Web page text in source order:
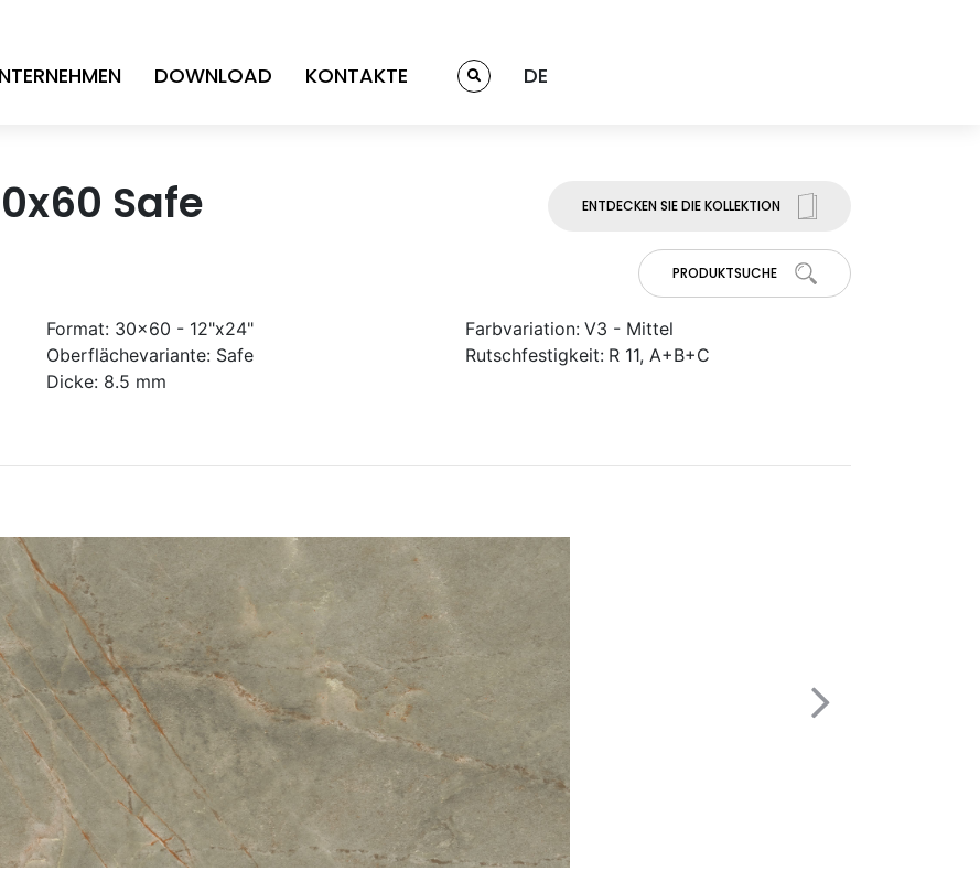
DOWNLOAD KONTAKTE DE
Safe ENTDECKEN SIE DIE KOLLEKTION
PRODUKTSUCHE
Format: 30x60 - 12"x24"
Oberflächevariante: Safe
Dicke: 8.5 mm
Farbvariation: V3 - Mittel
Rutschfestigkeit: R 11, A+B+C